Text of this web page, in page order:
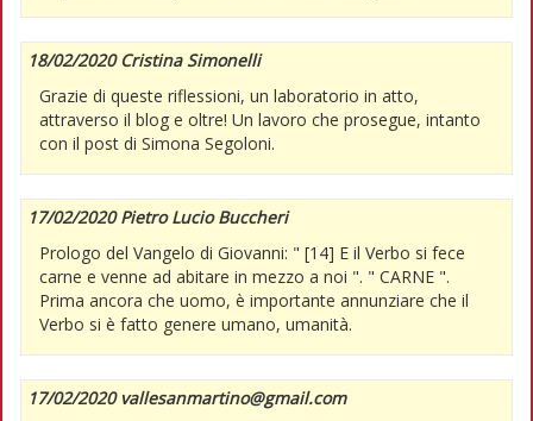
18/02/2020 Cristina Simonelli
Grazie di queste riflessioni, un laboratorio in atto,
attraverso il blog e oltre! Un lavoro che prosegue, intanto
con il post di Simona Segoloni.
17/02/2020 Pietro Lucio Buccheri
Prologo del Vangelo di Giovanni: " [14] E il Verbo si fece
carne e venne ad abitare in mezzo a noi ". " CARNE ".
Prima ancora che uomo, è importante annunziare che il
Verbo si è fatto genere umano, umanità.
17/02/2020 vallesanmartino@gmail.com